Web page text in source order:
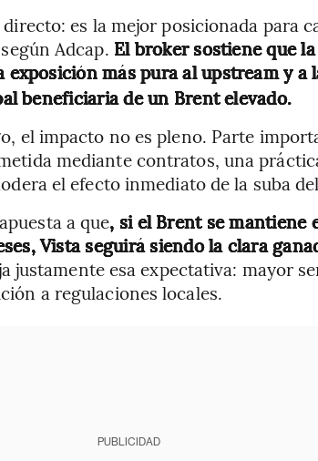
es la mejor posicionada para
Adcap. El broker sostiene que
exposición más pura al upstream y a
beneficiaria de un Brent elevado.
el impacto no es pleno. Parte
mediante contratos, una
el efecto inmediato de la suba
a que, si el Brent se mantiene
Vista seguirá siendo la clara
justamente esa expectativa: mayor
a regulaciones locales.
PUBLICIDAD